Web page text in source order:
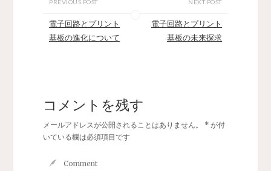
PREVIOUS POST
電子回路とプリント
基板の進化について
NEXT POST
電子回路とプリント
基板の未来探求
コメントを残す
メールアドレスが公開されることはありません。 *が付
いている欄は必須項目です